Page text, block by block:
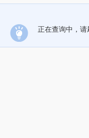
正在查询中，请